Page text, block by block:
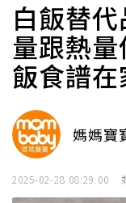
白飯替
量跟熱
飯食譜
媽媽寶
2025-02-28 08:29:00